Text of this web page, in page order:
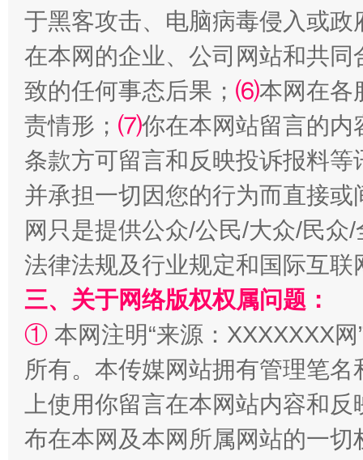
全民健身五年计划来了！等你上场
阿坝州三大球赛在茂县开幕 规模
于黑客攻击、电脑病毒侵入或
在本网的企业、公司网站和共
致的任何事态后果； ⑹本网在各
责情形； ⑺你在本网站留言的内
条款方可留言和反映投诉报料
并承担一切因您的行为而直接
网只是提供公众/公民/大众/民
法律法规及行业规定和国际互
三、关于网络版权权属问题：
① 本网注明“来源：XXXXXXX
所有。本传媒网站拥有管理笔
上使用你留言在本网站内容和
布在本网及本网所属网站的一